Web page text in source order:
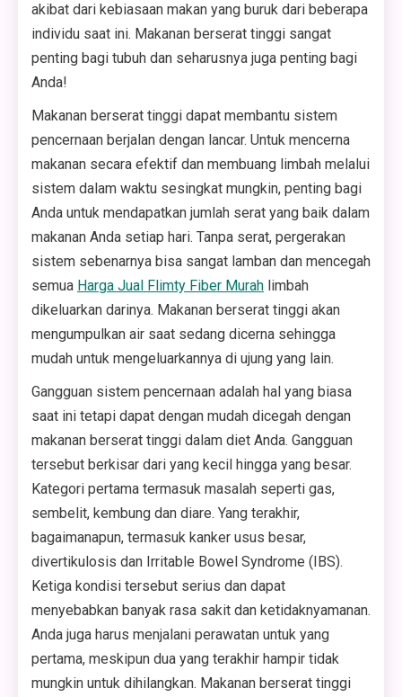
akibat dari kebiasaan makan yang buruk dari beberapa
individu saat ini. Makanan berserat tinggi sangat
penting bagi tubuh dan seharusnya juga penting bagi
Anda!
Makanan berserat tinggi dapat membantu sistem
pencernaan berjalan dengan lancar. Untuk mencerna
makanan secara efektif dan membuang limbah melalui
sistem dalam waktu sesingkat mungkin, penting bagi
Anda untuk mendapatkan jumlah serat yang baik dalam
makanan Anda setiap hari. Tanpa serat, pergerakan
sistem sebenarnya bisa sangat lamban dan mencegah
semua Harga Jual Flimty Fiber Murah limbah
dikeluarkan darinya. Makanan berserat tinggi akan
mengumpulkan air saat sedang dicerna sehingga
mudah untuk mengeluarkannya di ujung yang lain.
Gangguan sistem pencernaan adalah hal yang biasa
saat ini tetapi dapat dengan mudah dicegah dengan
makanan berserat tinggi dalam diet Anda. Gangguan
tersebut berkisar dari yang kecil hingga yang besar.
Kategori pertama termasuk masalah seperti gas,
sembelit, kembung dan diare. Yang terakhir,
bagaimanapun, termasuk kanker usus besar,
divertikulosis dan Irritable Bowel Syndrome (IBS).
Ketiga kondisi tersebut serius dan dapat
menyebabkan banyak rasa sakit dan ketidaknyamanan.
Anda juga harus menjalani perawatan untuk yang
pertama, meskipun dua yang terakhir hampir tidak
mungkin untuk dihilangkan. Makanan berserat tinggi